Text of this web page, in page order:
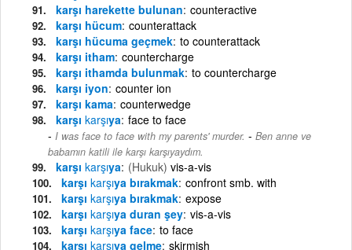
karşı harekette bulunan counteractive
karşı hücum counterattack
karşı hücuma geçmek to counterattack
karşı itham countercharge
karşı ithamda bulunmak to countercharge
karşı iyon counter ion
karşı kama counterwedge
karşı karşıya face to face
I was face to face with my parents' murder. - Ben anne ve
babamın katili ile karşı karşıyaydım.
karşı karşıya (Hukuk) vis-a-vis
karşı karşıya bırakmak confront smb. with
karşı karşıya bırakmak expose
karşı karşıya duran şey vis-a-vis
karşı karşıya face to face
karşı karşıya gelme skirmish